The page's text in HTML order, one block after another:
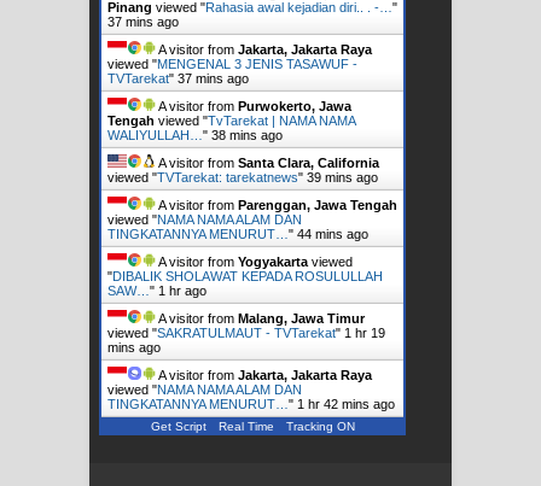
Pinang viewed "Rahasia awal kejadian diri.. . -… "
37 mins ago
A visitor from Jakarta, Jakarta Raya
viewed "MENGENAL 3 JENIS TASAWUF -
TVTarekat" 37 mins ago
A visitor from Purwokerto, Jawa
Tengah viewed "TvTarekat | NAMA NAMA
WALIYULLAH… " 38 mins ago
A visitor from Santa Clara, California
viewed "TVTarekat: tarekatnews" 39 mins ago
A visitor from Parenggan, Jawa Tengah
viewed "NAMA NAMA ALAM DAN
TINGKATANNYA MENURUT… " 44 mins ago
A visitor from Yogyakarta viewed
"DIBALIK SHOLAWAT KEPADA ROSULULLAH
SAW… " 1 hr ago
A visitor from Malang, Jawa Timur
viewed "SAKRATULMAUT - TVTarekat" 1 hr 19
mins ago
A visitor from Jakarta, Jakarta Raya
viewed "NAMA NAMA ALAM DAN
TINGKATANNYA MENURUT… " 1 hr 42 mins ago
Get Script Real Time Tracking ON